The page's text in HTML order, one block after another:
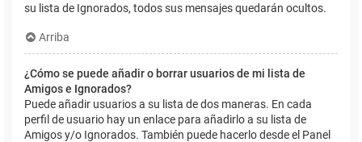
su lista de Ignorados, todos sus mensajes quedarán ocultos.
Arriba
¿Cómo se puede añadir o borrar usuarios de mi lista de
Amigos e Ignorados?
Puede añadir usuarios a su lista de dos maneras. En cada
perfil de usuario hay un enlace para añadirlo a su lista de
Amigos y/o Ignorados. También puede hacerlo desde el Panel